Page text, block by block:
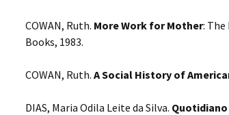
COWAN, Ruth. More Work for Mother:
Books, 1983.
COWAN, Ruth. A Social History of
DIAS, Maria Odila Leite da Silva. Quotidiano